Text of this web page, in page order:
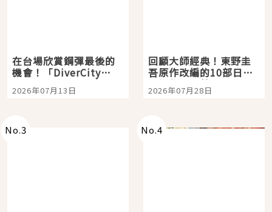
在台場欣賞鋼彈最後的
機會！「DiverCity
Tokyo Plaza」搭船、
購物、美食及夜景，一
2026年07月13日
回顧大師經典！東野圭
吾原作改編的10部日本
影視作品推薦
2026年07月28日
No.3 No.4